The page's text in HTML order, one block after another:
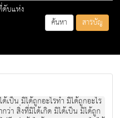
ดับแห่ง
ค้นหา สารบัญ
เป็น มิได้ถูกอะไรทำ มิได้ถูกอะไร
า สิ่งที่มิได้เกิด มิได้เป็น มิได้ถูก